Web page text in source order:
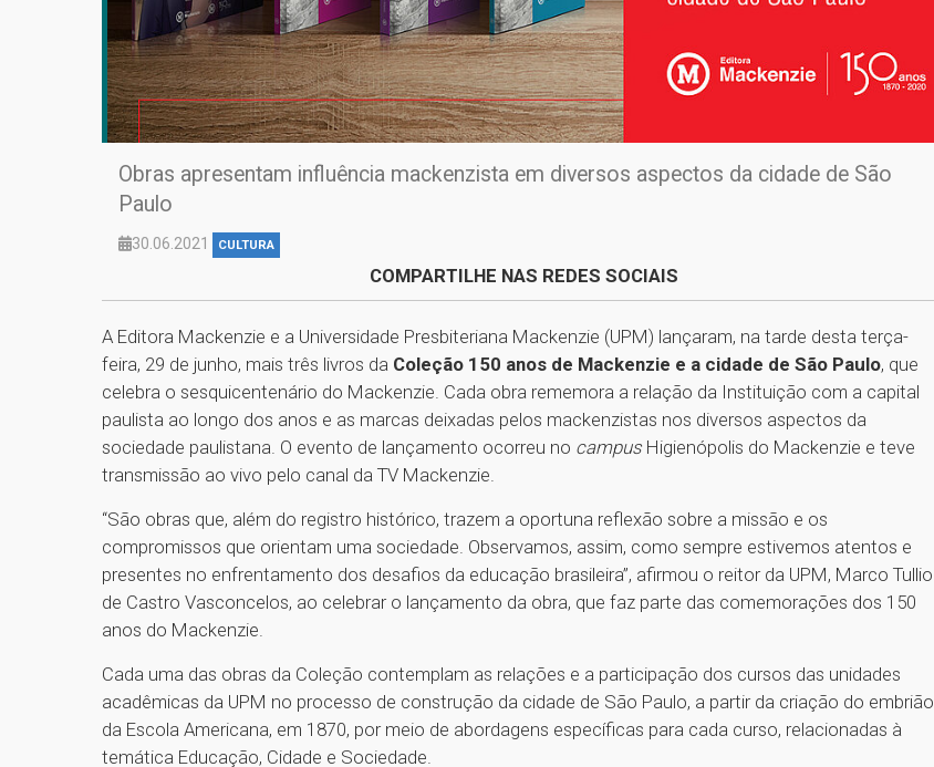
Obras apresentam influência mackenzista em diversos aspectos da cidade de São
Paulo
30.06.2021 CULTURA
COMPARTILHE NAS REDES SOCIAIS
A Editora Mackenzie e a Universidade Presbiteriana Mackenzie (UPM) lançaram, na tarde desta terça-
feira, 29 de junho, mais três livros da Coleção 150 anos de Mackenzie e a cidade de São Paulo, que
celebra o sesquicentenário do Mackenzie. Cada obra rememora a relação da Instituição com a capital
paulista ao longo dos anos e as marcas deixadas pelos mackenzistas nos diversos aspectos da
sociedade paulistana. O evento de lançamento ocorreu no campus Higienópolis do Mackenzie e teve
transmissão ao vivo pelo canal da TV Mackenzie.
“São obras que, além do registro histórico, trazem a oportuna reflexão sobre a missão e os
compromissos que orientam uma sociedade. Observamos, assim, como sempre estivemos atentos e
presentes no enfrentamento dos desafios da educação brasileira”, afirmou o reitor da UPM, Marco Tullio
de Castro Vasconcelos, ao celebrar o lançamento da obra, que faz parte das comemorações dos 150
anos do Mackenzie.
Cada uma das obras da Coleção contemplam as relações e a participação dos cursos das unidades
acadêmicas da UPM no processo de construção da cidade de São Paulo, a partir da criação do embrião
da Escola Americana, em 1870, por meio de abordagens específicas para cada curso, relacionadas à
temática Educação, Cidade e Sociedade.